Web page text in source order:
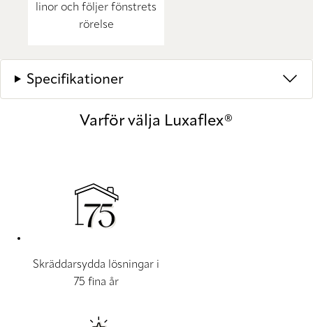
linor och följer fönstrets
rörelse
Specifikationer
Varför välja Luxaflex®
Skräddarsydda lösningar i
75 fina år